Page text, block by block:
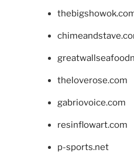
theloverose.com
gabriovoice.com
resinflowart.com
p-sports.net